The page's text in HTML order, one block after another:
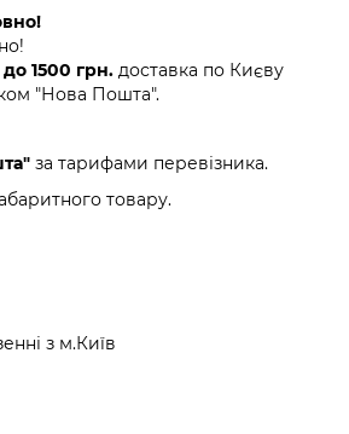
до 1500 грн. доставка по Києву
"Нова Пошта".
за тарифами перевізника.
товару.
з м.Київ